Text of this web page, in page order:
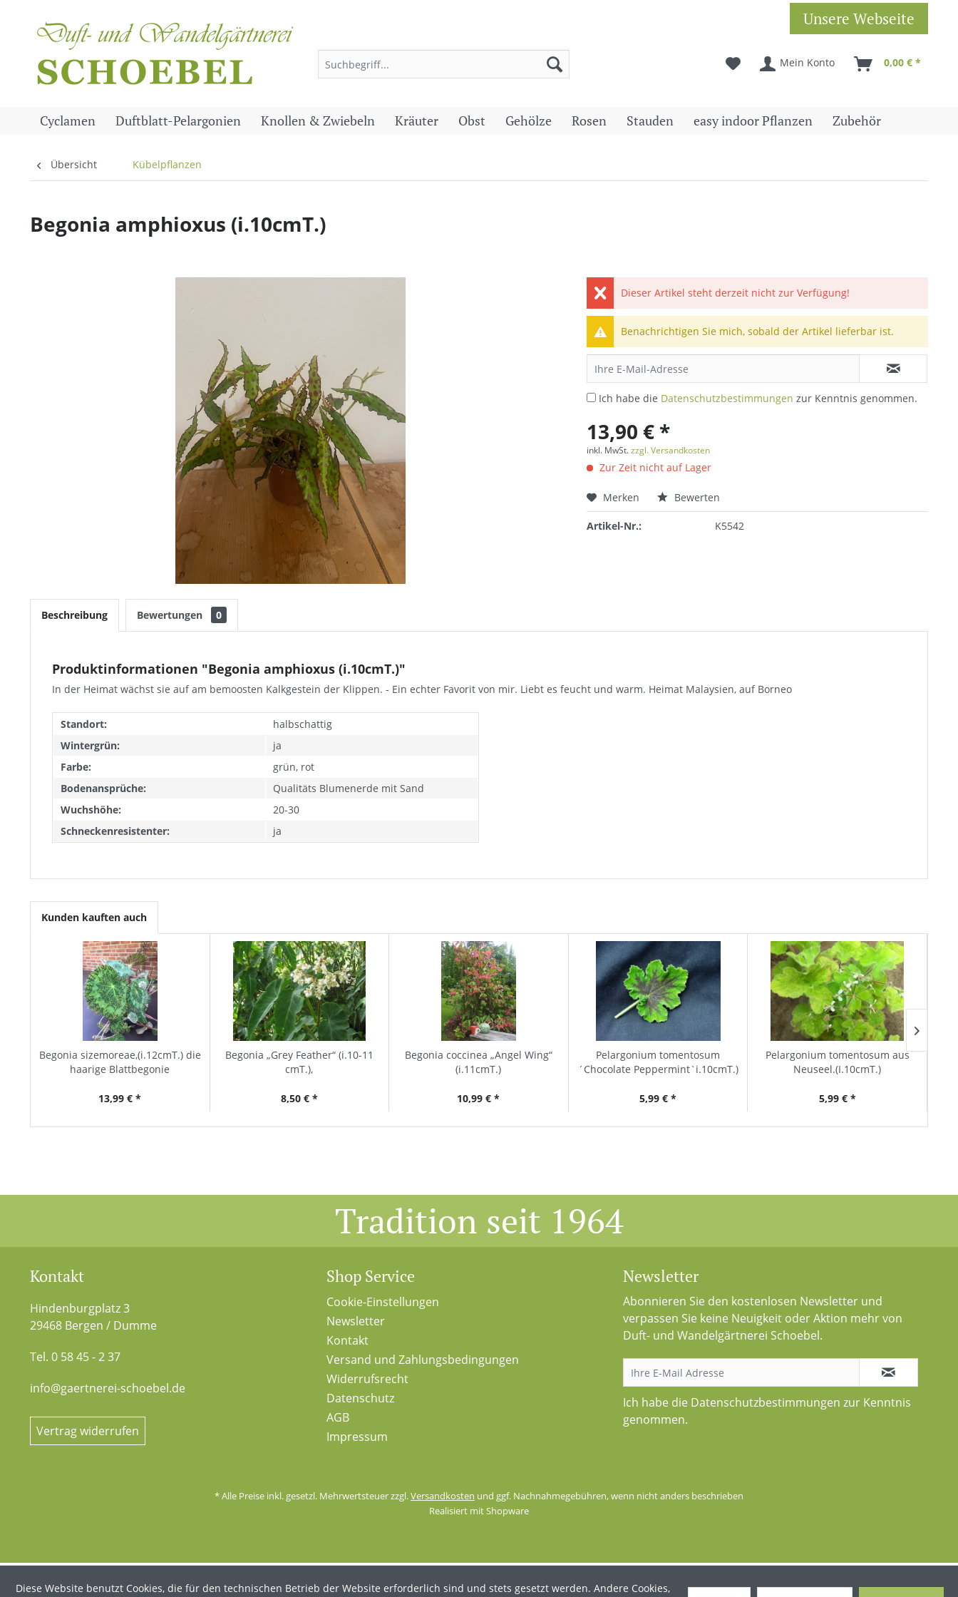
Unsere Webseite
Mein Konto 0,00 € *
Cyclamen Duftblatt-Pelargonien Knollen & Zwiebeln Kräuter Obst Gehölze Rosen Stauden easy indoor Pflanzen Zubehör
Übersicht Kübelpflanzen
Begonia amphioxus (i.10cmT.)
Dieser Artikel steht derzeit nicht zur Verfügung!
Benachrichtigen Sie mich, sobald der Artikel lieferbar ist.
Ich habe die Datenschutzbestimmungen zur Kenntnis genommen.
13,90 € *
inkl. MwSt.zzgl. Versandkosten
Zur Zeit nicht auf Lager
Merken Bewerten
Artikel-Nr.: K5542
Beschreibung Bewertungen 0
Produktinformationen "Begonia amphioxus (i.10cmT.)"
In der Heimat wächst sie auf am bemoosten Kalkgestein der Klippen. - Ein echter Favorit von mir. Liebt es feucht und warm. Heimat Malaysien, auf Borneo
Standort:
halbschattig
Wintergrün:
ja
Farbe:
grün, rot
Bodenansprüche:
Qualitäts Blumenerde mit Sand
Wuchshöhe:
20-30
Schneckenresistenter:
ja
Kunden kauften auch
Begonia sizemoreae,(i.12cmT.) die
haarige Blattbegonie
13,99 € *
Begonia „Grey Feather“ (i.10-11
cmT.),
8,50 € *
Begonia coccinea „Angel Wing“
(i.11cmT.)
10,99 € *
Pelargonium tomentosum
´Chocolate Peppermint`i.10cmT.)
5,99 € *
Pelargonium tomentosum aus
Neuseel.(I.10cmT.)
5,99 € *
Tradition seit 1964
Kontakt
Hindenburgplatz 3
29468 Bergen / Dumme
Tel. 0 58 45 - 2 37
info@gaertnerei-schoebel.de
Vertrag widerrufen
Shop Service
Cookie-Einstellungen
Newsletter
Kontakt
Versand und Zahlungsbedingungen
Widerrufsrecht
Datenschutz
AGB
Impressum
Newsletter
Abonnieren Sie den kostenlosen Newsletter und
verpassen Sie keine Neuigkeit oder Aktion mehr von
Duft- und Wandelgärtnerei Schoebel.
Ich habe die Datenschutzbestimmungen zur Kenntnis
genommen.
* Alle Preise inkl. gesetzl. Mehrwertsteuer zzgl.Versandkosten und ggf. Nachnahmegebühren, wenn nicht anders beschrieben
Realisiert mit Shopware
Diese Website benutzt Cookies, die für den technischen Betrieb der Website erforderlich sind und stets gesetzt werden. Andere Cookies,